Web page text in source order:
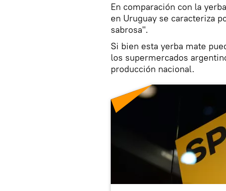
En comparación con la
en Uruguay se caracteriza
sabrosa".
Si bien esta yerba mate
los supermercados
producción nacional.